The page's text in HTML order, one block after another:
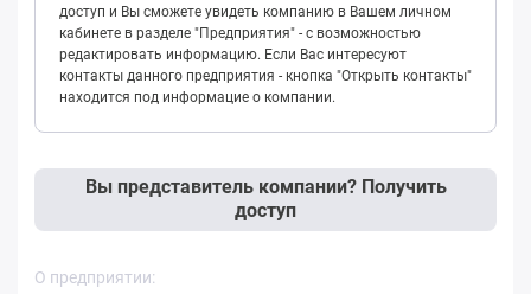
доступ и Вы сможете увидеть компанию в Вашем личном
кабинете в разделе "Предприятия" - с возможностью
редактировать информацию. Если Вас интересуют
контакты данного предприятия - кнопка "Открыть контакты"
находится под информацие о компании.
Вы представитель компании? Получить
доступ
О предприятии: